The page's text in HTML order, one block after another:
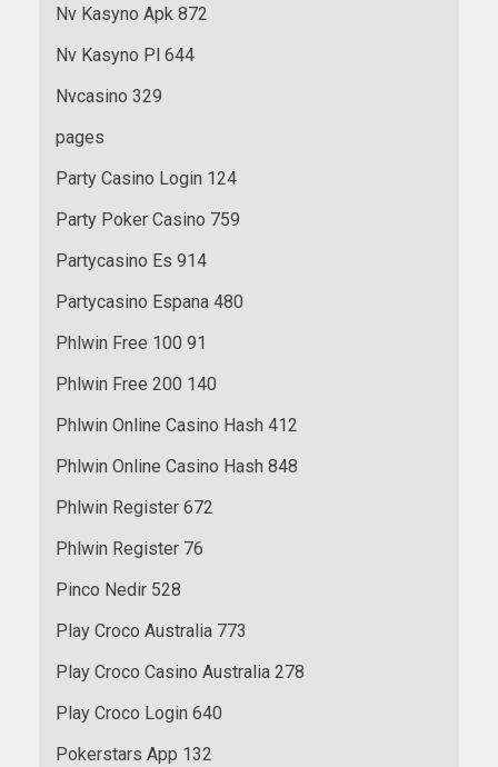
Nv Kasyno Apk 872
Nv Kasyno Pl 644
Nvcasino 329
pages
Party Casino Login 124
Party Poker Casino 759
Partycasino Es 914
Partycasino Espana 480
Phlwin Free 100 91
Phlwin Free 200 140
Phlwin Online Casino Hash 412
Phlwin Online Casino Hash 848
Phlwin Register 672
Phlwin Register 76
Pinco Nedir 528
Play Croco Australia 773
Play Croco Casino Australia 278
Play Croco Login 640
Pokerstars App 132